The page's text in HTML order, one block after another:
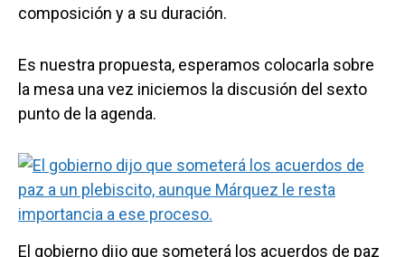
composición y a su duración.
Es nuestra propuesta, esperamos colocarla sobre
la mesa una vez iniciemos la discusión del sexto
punto de la agenda.
El gobierno dijo que someterá los acuerdos de paz